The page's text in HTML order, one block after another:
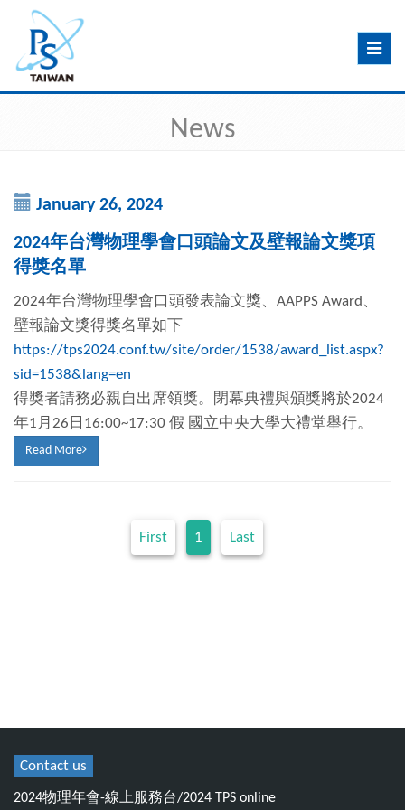
Toggle
News
January 26, 2024
2024年台灣物理學會口頭論文及壁報論文獎項
得獎名單
2024年台灣物理學會口頭發表論文獎、AAPPS Award、
壁報論文獎得獎名單如下
https://tps2024.conf.tw/site/order/1538/award_list.aspx?
sid=1538&lang=en
得獎者請務必親自出席領獎。閉幕典禮與頒獎將於2024
年1月26日16:00~17:30 假 國立中央大學大禮堂舉行。
Read More
First 1 Last
Contact us
2024物理年會-線上服務台/2024 TPS online